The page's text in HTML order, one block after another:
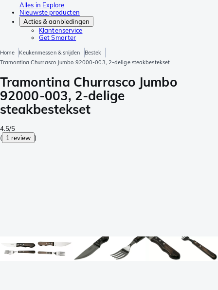
Alles in Explore
Nieuwste producten
Acties & aanbiedingen
Klantenservice
Get Smarter
Home Keukenmessen & snijden
Bestek
Tramontina Churrasco Jumbo 92000-003, 2-delige steakbestekset
Tramontina Churrasco Jumbo
92000-003, 2-delige
steakbestekset
4.5/5
( 1 review )